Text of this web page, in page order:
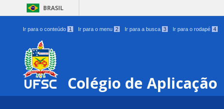
BRASIL
Ir para o conteúdo 1 Ir para o menu 2 Ir para a busca 3 Ir para o rodapé 4
Colégio de Aplicação